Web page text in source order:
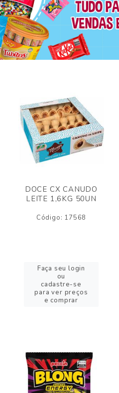
DOCE CX CANUDO
LEITE 1,6KG 50UN
Código: 17568
Faça seu login
ou
cadastre-se
para ver preços
e comprar